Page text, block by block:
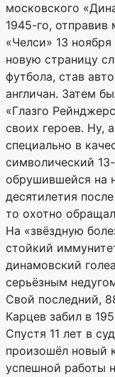
московского
1945-го, отправив
«Челси» 13
новую страницу
футбола, став
англичан. Затем
«Глазго
своих героев. Ну,
специально в
символический
обрушившейся на
десятилетия
то охотно
На «звёздную
стойкий
динамовский
серьёзным
Свой последний,
Карцев забил в
Спустя 11 лет в
произошёл новый
успешной работы